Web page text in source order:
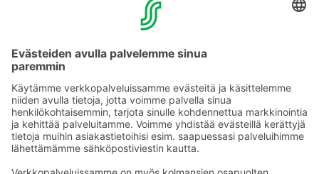
Veneellä Vaakunaan
voit yhdistää matkallesi esimerkiksi junan ja risteilyn!
Varaa huone uudistuneessa
Hämeenlinnan Vaakunassa >>